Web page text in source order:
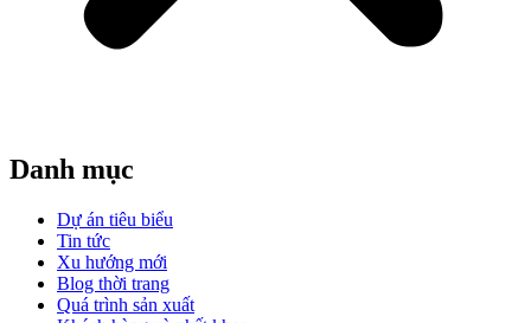
Danh mục
Dự án tiêu biểu
Tin tức
Xu hướng mới
Blog thời trang
Quá trình sản xuất